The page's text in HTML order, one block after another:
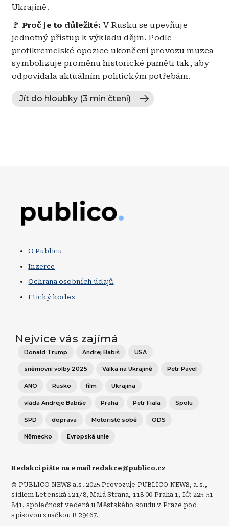
Ukrajině.
🚩 Proč je to důležité: V Rusku se upevňuje
jednotný přístup k výkladu dějin. Podle
protikremelské opozice ukončení provozu muzea
symbolizuje proměnu historické paměti tak, aby
odpovídala aktuálním politickým potřebám.
Jít do hloubky (3 min čtení)
O Publicu
Inzerce
Ochrana osobních údajů
Etický kodex
Nejvíce vás zajímá
Donald Trump Andrej Babiš USA
sněmovní volby 2025 Válka na Ukrajině Petr Pavel
ANO Rusko film Ukrajina
vláda Andreje Babiše Praha Petr Fiala Spolu
SPD doprava Motoristé sobě ODS
Německo Evropská unie
Redakci pište na email redakce@publico.cz
© PUBLICO NEWS a.s. 2025 Provozuje PUBLICO NEWS, a.s.,
sídlem Letenská 121/8, Malá Strana, 118 00 Praha 1, IČ: 225 51
841, společnost vedená u Městského soudu v Praze pod
spisovou značkou B 29467.